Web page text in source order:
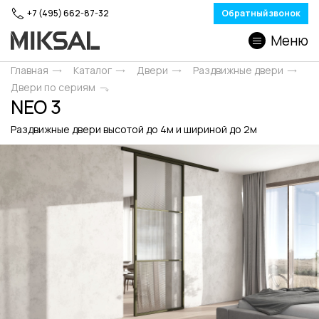
+7 (495) 662-87-32 Обратный звонок
Меню
Главная Каталог Двери
Раздвижные двери
Двери по сериям
NEO 3
Раздвижные двери высотой до 4м и шириной до 2м